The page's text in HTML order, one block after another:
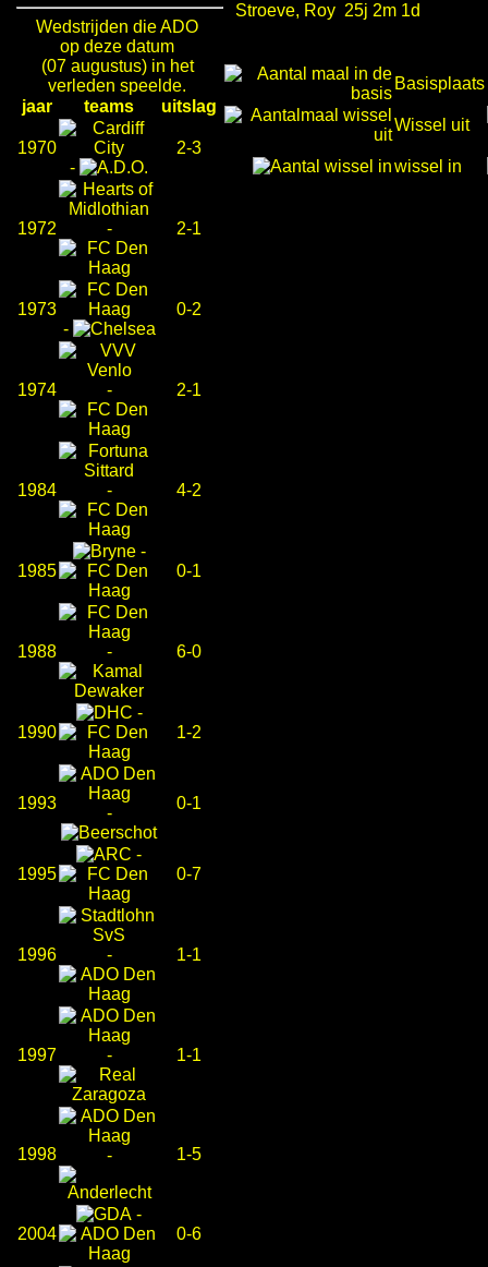
Wedstrijden die ADO
op deze datum
(07 augustus) in het
verleden speelde.
jaar
teams uitslag
1970
-
2-3
1972 - 2-1
1973
-
0-2
1974 - 2-1
1984 - 4-2
1985
-
0-1
1988 - 6-0
1990
-
1-2
1993
-
0-1
1995
-
0-7
1996 - 1-1
1997 - 1-1
1998 - 1-5
2004
-
0-6
Stroeve, Roy 25j 2m 1d
Basisplaats
Wissel uit
wissel in